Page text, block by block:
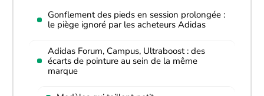
Gonflement des pieds en session prolongée :
le piège ignoré par les acheteurs Adidas
Adidas Forum, Campus, Ultraboost : des
écarts de pointure au sein de la même
marque